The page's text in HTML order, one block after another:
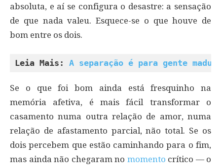
absoluta, e aí se configura o desastre: a sensação
de que nada valeu. Esquece-se o que houve de
bom entre os dois.
Leia Mais: A separação é para gente
Se o que foi bom ainda está fresquinho na
memória afetiva, é mais fácil transformar o
casamento numa outra relação de amor, numa
relação de afastamento parcial, não total. Se os
dois percebem que estão caminhando para o fim,
mas ainda não chegaram no momento crítico — o